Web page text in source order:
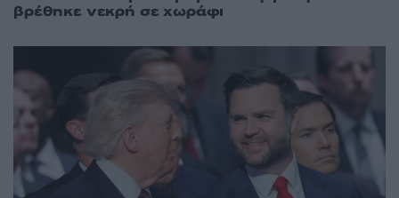
βρέθηκε νεκρή σε χωράφι